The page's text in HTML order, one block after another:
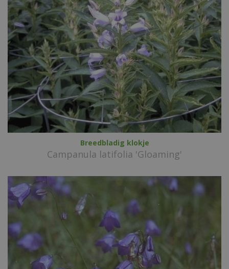
Breedbladig klokje
Campanula latifolia 'Gloaming'